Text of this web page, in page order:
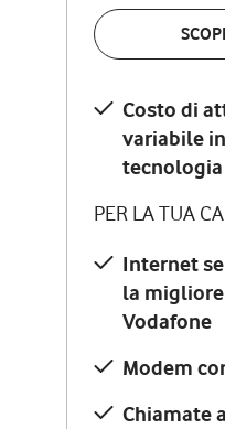
Costo di
variabile
PER LA TUA
Internet
la
Vodafone
Modem
Chiamate
PER LA
la